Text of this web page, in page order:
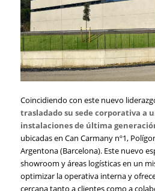
Coincidiendo con este nuevo
trasladado su sede corporativa a
instalaciones de última
ubicadas en Can Carmany nº1,
Argentona (Barcelona). Este nuevo
showroom y áreas logísticas en un
optimizar la operativa interna y